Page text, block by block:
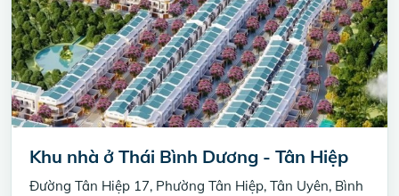
Khu nhà ở Thái Bình Dương - Tân Hiệp
Đường Tân Hiệp 17, Phường Tân Hiệp, Tân Uyên, Bình